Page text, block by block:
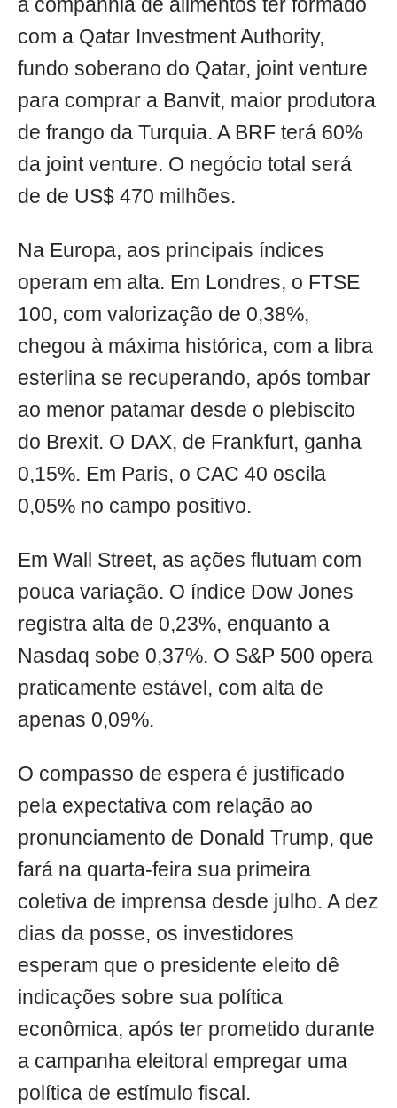
a companhia de alimentos ter formado
com a Qatar Investment Authority,
fundo soberano do Qatar, joint venture
para comprar a Banvit, maior produtora
de frango da Turquia. A BRF terá 60%
da joint venture. O negócio total será
de de US$ 470 milhões.
Na Europa, aos principais índices
operam em alta. Em Londres, o FTSE
100, com valorização de 0,38%,
chegou à máxima histórica, com a libra
esterlina se recuperando, após tombar
ao menor patamar desde o plebiscito
do Brexit. O DAX, de Frankfurt, ganha
0,15%. Em Paris, o CAC 40 oscila
0,05% no campo positivo.
Em Wall Street, as ações flutuam com
pouca variação. O índice Dow Jones
registra alta de 0,23%, enquanto a
Nasdaq sobe 0,37%. O S&P 500 opera
praticamente estável, com alta de
apenas 0,09%.
O compasso de espera é justificado
pela expectativa com relação ao
pronunciamento de Donald Trump, que
fará na quarta-feira sua primeira
coletiva de imprensa desde julho. A dez
dias da posse, os investidores
esperam que o presidente eleito dê
indicações sobre sua política
econômica, após ter prometido durante
a campanha eleitoral empregar uma
política de estímulo fiscal.